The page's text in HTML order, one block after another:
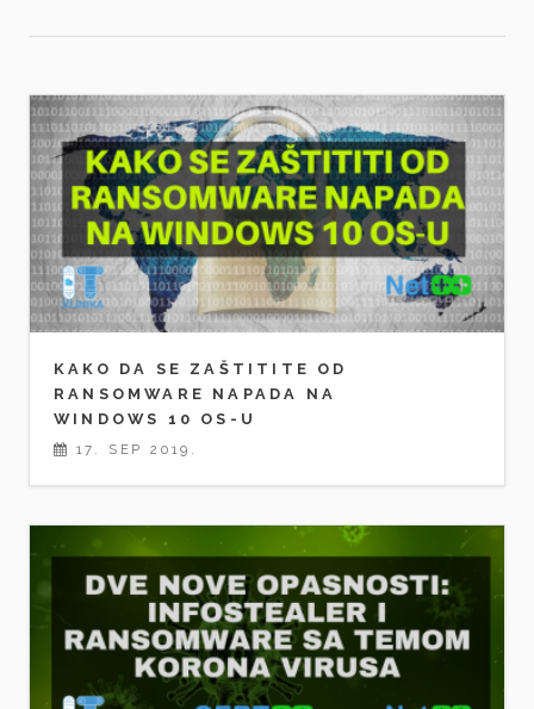
KAKO DA SE ZAŠTITITE OD
RANSOMWARE NAPADA NA
WINDOWS 10 OS-U
17. SEP 2019.